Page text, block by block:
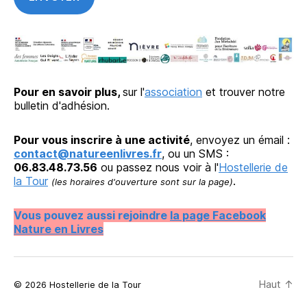
Pour en savoir plus, sur l'association et trouver notre
bulletin d'adhésion.
Pour vous inscrire à une activité, envoyez un émail :
contact@natureenlivres.fr, ou un SMS :
06.83.48.73.56 ou passez nous voir à l'Hostellerie de
la Tour (les horaires d'ouverture sont sur la page).
Vous pouvez aussi rejoindre la page Facebook
Nature en Livres
© 2026 Hostellerie de la Tour Haut ↑